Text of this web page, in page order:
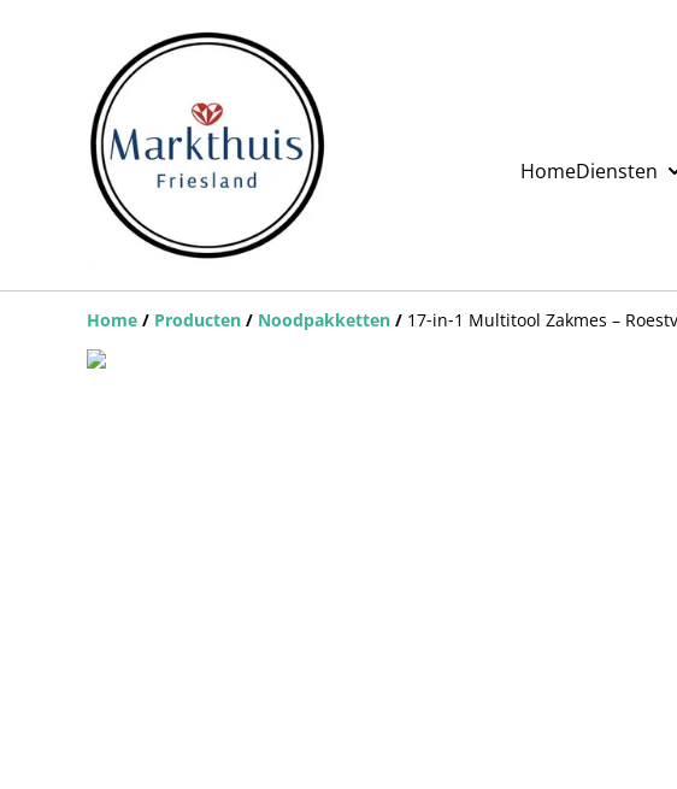
HomeDiensten
Home / Producten / Noodpakketten / 17‑in‑1 Multitool Zakmes –